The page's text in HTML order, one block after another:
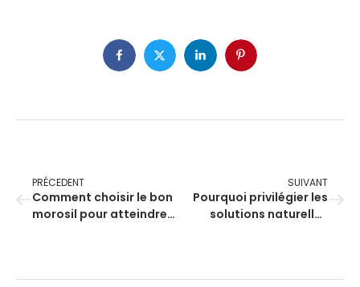
PRÉCEDENT
Comment choisir le bon
morosil pour atteindre
SUIVANT
Pourquoi privilégier les
solutions naturelles